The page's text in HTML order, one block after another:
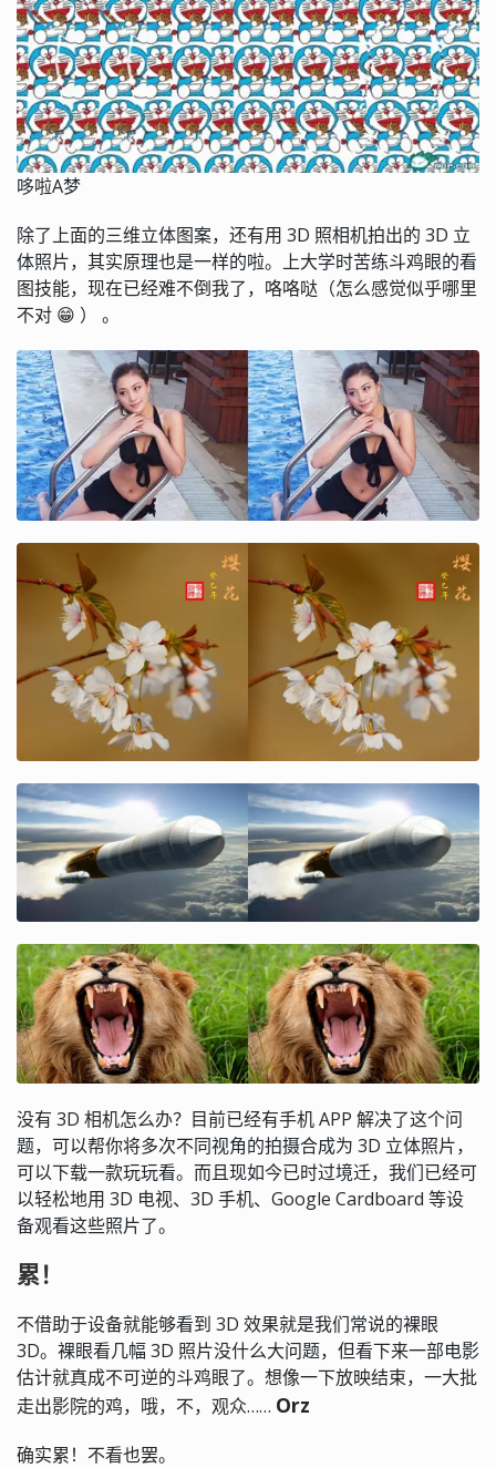
哆啦A梦
除了上面的三维立体图案，还有用 3D 照相机拍出的 3D 立
体照片，其实原理也是一样的啦。上大学时苦练斗鸡眼的看
图技能，现在已经难不倒我了，咯咯哒（怎么感觉似乎哪里
不对 😁 ） 。
没有 3D 相机怎么办？目前已经有手机 APP 解决了这个问
题，可以帮你将多次不同视角的拍摄合成为 3D 立体照片，
可以下载一款玩玩看。而且现如今已时过境迁，我们已经可
以轻松地用 3D 电视、3D 手机、Google Cardboard 等设
备观看这些照片了。
累！
不借助于设备就能够看到 3D 效果就是我们常说的裸眼
3D。裸眼看几幅 3D 照片没什么大问题，但看下来一部电影
估计就真成不可逆的斗鸡眼了。想像一下放映结束，一大批
走出影院的鸡，哦，不，观众…… Orz
确实累！不看也罢。